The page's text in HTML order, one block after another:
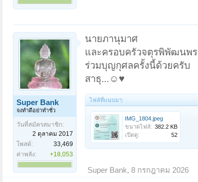
Super Bank
จงทำดีอย่าทำชั่ว
วันที่สมัครสมาชิก:
2 ตุลาคม 2017
โพสต์:
33,469
ค่าพลัง:
+18,053
นายภานุมาศ
และครอบครัวจตุรพิพัฒนพร
ร่วมบุญกุศลครั้งนี้ด้วยครับ
สาธุ...☺️♥️
ไฟล์ที่แนบมา:
IMG_1804.jpeg
ขนาดไฟล์: 382.2 KB
เปิดดู:
52
Super Bank, 8 กรกฎาคม 2026